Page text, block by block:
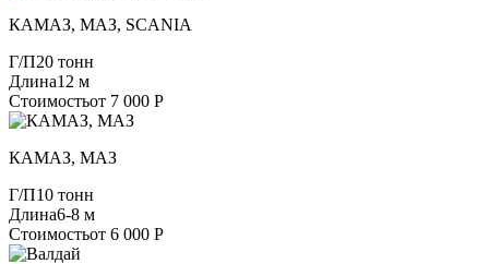
КАМАЗ, МАЗ, SCANIA
Г/П20 тонн
Длина12 м
Стоимостьот 7 000 Р
КАМАЗ, МАЗ
Г/П10 тонн
Длина6-8 м
Стоимостьот 6 000 Р